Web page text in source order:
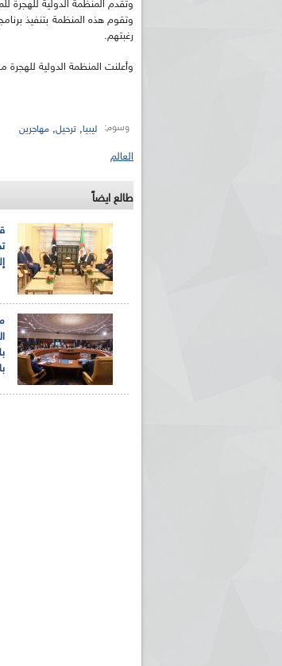
وتقدم المنظمة الدولية للهجرة
وتقوم هذه المنظمة بتنفيذ
رغبتهم.
وأعلنت المنظمة الدولية للهجرة مساعدة 20 ألف مهاجر غير شرعي في ليبيا بالعودة إلى بلدانهم
وسوم: ليبيا, ترحيل, مهاجرين
العالم
طالع ايضاً